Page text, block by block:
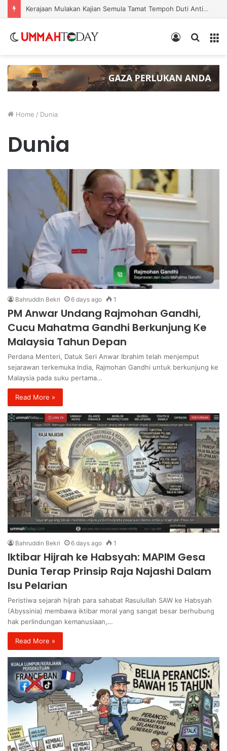
Nurul Izzah Bercuti Sementara Jawatan Timbalan Presiden PKR, Saifuddin Pemangku Tugas
skin
for
In
Home / Dunia
Dunia
Bahruddin Bekri 6 days ago 1
PM Anwar Undang Rajmohan Gandhi,
Cucu Mahatma Gandhi Berkunjung Ke
Malaysia Tahun Depan
Perdana Menteri, Datuk Seri Anwar Ibrahim telah menjemput
sejarawan terkemuka India, Rajmohan Gandhi untuk berkunjung ke
Malaysia pada suku pertama…
Read More »
Bahruddin Bekri 6 days ago 1
Iktibar Hijrah ke Habsyah: MAPIM Gesa
Dunia Terap Prinsip Raja Najashi Dalam
Isu Pelarian
Peristiwa sejarah hijrah para sahabat Rasulullah SAW ke Habsyah
(Abyssinia) membawa iktibar moral yang sangat besar berhubung
hak perlindungan kemanusiaan,…
Read More »